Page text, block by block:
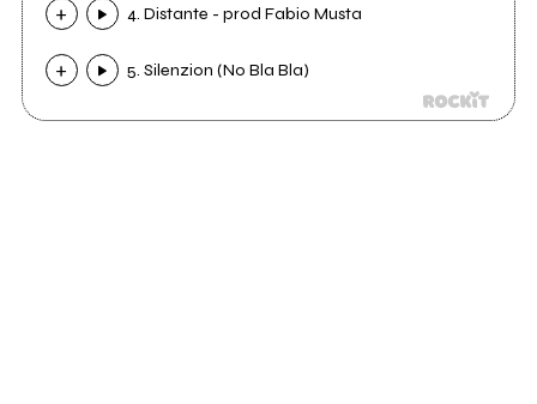
4. Distante - prod Fabio Musta
5. Silenzion (No Bla Bla)